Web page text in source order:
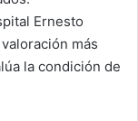
Ernesto
más
la condición de